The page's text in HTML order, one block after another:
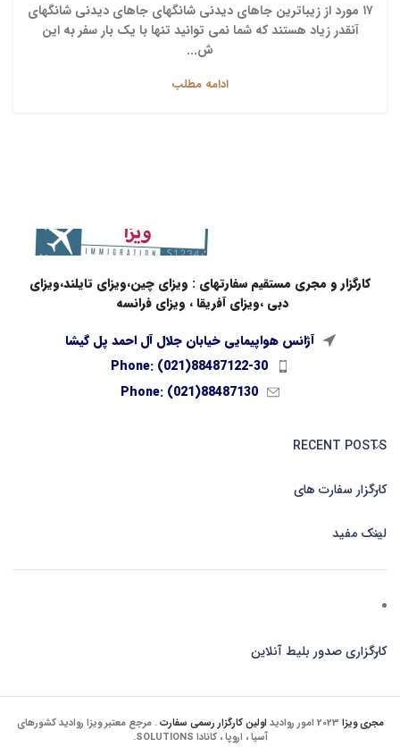
۱۷ مورد از زیباترین جاهای دیدنی شانگهای جاهای دیدنی شانگهای
آنقدر زیاد هستند که شما نمی توانید تنها با یک بار سفر به این
ش...
ادامه مطلب
کارگزار و مجری مستقیم سفارتهای : ویزای چین،ویزای تایلند،ویزای
دبی ،ویزای آفریقا ، ویزای فرانسه
آژانس هواپیمایی خیابان جلال آل احمد پل گیشا
Phone: (021)88487122-30
Phone: (021)88487130
RECENT POSTS
کارگزار سفارت های
لینک مفید
کارگزاری صدور بلیط آنلاین
مجری ویزا 2023 امور روادید اولین کارگزار رسمی سفارت. مرجع معتبر ویزا روادید کشورهای
آسیا ، اروپا ، کانادا SOLUTIONS.